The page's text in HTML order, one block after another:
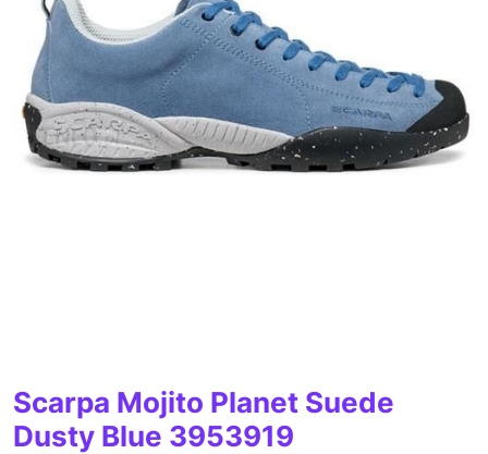
Scarpa Mojito Planet Suede
Dusty Blue 3953919